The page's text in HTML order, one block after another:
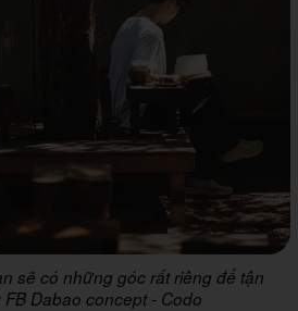
sẽ có những góc rất riêng để tận
Dabao concept - Codo